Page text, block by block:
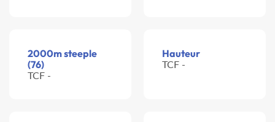
2000m steeple
(76)
TCF -
Hauteur
TCF -